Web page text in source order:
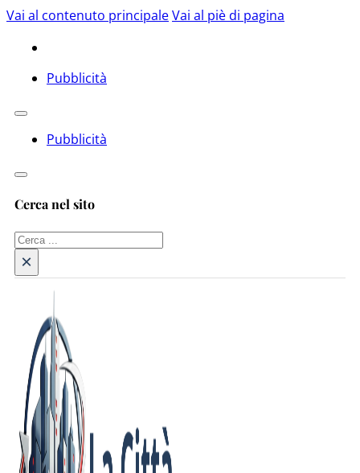
Vai al contenuto principaleVai al piè di pagina
Pubblicità
Pubblicità
Cerca nel sito
Cerca
×